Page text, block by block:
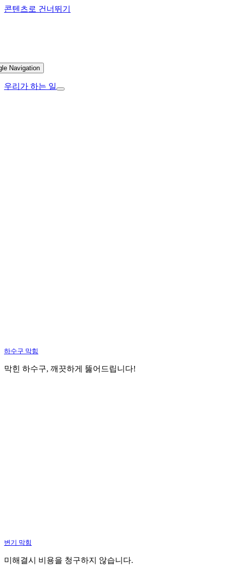
콘텐츠로 건너뛰기
Navigation
우리가 하는 일
하수구 막힘
막힌 하수구, 깨끗하게 뚫어드립니다!
변기 막힘
미해결시 비용을 청구하지 않습니다.